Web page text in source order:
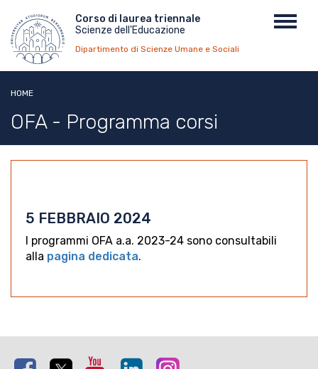
contenuto
principale
Menu
top
Corso di laurea triennale
Scienze dell'Educazione
Dipartimento di Scienze Umane e Sociali
HOME
OFA - Programma corsi
5 FEBBRAIO 2024
I programmi OFA a.a. 2023-24 sono consultabili
alla pagina dedicata.
Facebook Twitter Youtube Linkedin